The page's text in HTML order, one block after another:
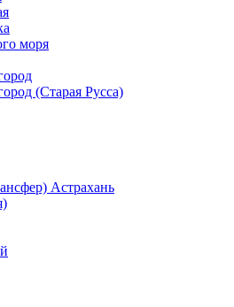
моря
(Старая Русса)
Астрахань